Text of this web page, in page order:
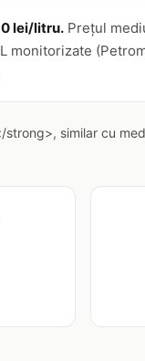
0 lei/litru. Prețul
similar cu